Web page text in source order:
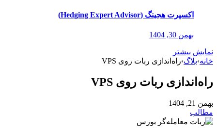
اکسپرت هجینگ (Hedging Expert Advisor)
بهمن 30, 1404
نمایش بیشتر
خانه›بلاگ›راه‌اندازی ربات روی VPS
راه‌اندازی ربات روی VPS
بهمن 21, 1404
مطالب